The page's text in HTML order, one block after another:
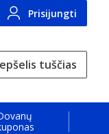
Prisijungti
tuščias